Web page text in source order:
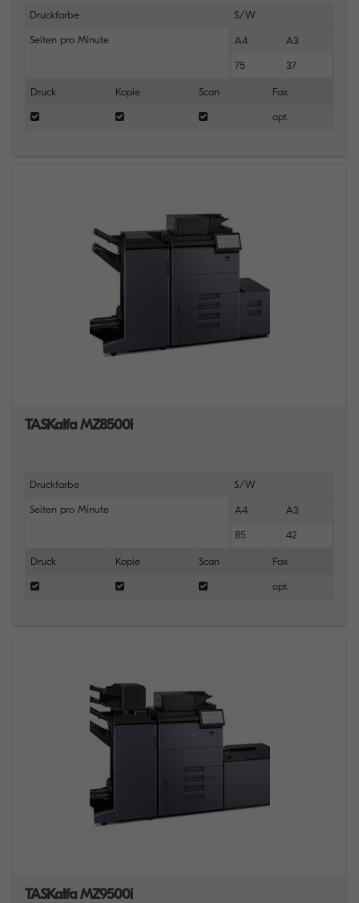
Druckfarbe S/W
Seiten pro Minute A4 A3
75 37
Druck Kopie Scan Fax
opt.
TASKalfa MZ8500i
Druckfarbe S/W
Seiten pro Minute A4 A3
85 42
Druck Kopie Scan Fax
opt.
TASKalfa MZ9500i